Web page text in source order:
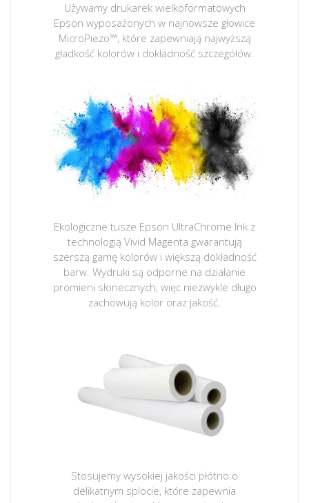
Używamy drukarek wielkoformatowych
Epson wyposażonych w najnowsze głowice
MicroPiezo™, które zapewniają najwyższą
gładkość kolorów i dokładność szczegółów.
Ekologiczne tusze Epson UltraChrome Ink z
technologią Vivid Magenta gwarantują
szerszą gamę kolorów i większą dokładność
barw. Wydruki są odporne na działanie
promieni słonecznych, więc niezwykle długo
zachowują kolor oraz jakość.
Stosujemy wysokiej jakości płótno o
delikatnym splocie, które zapewnia